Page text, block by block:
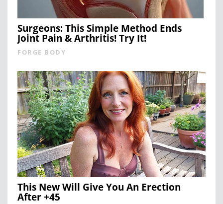
Surgeons: This Simple Method Ends
Joint Pain & Arthritis! Try It!
FORGE BODY
This New Will Give You An Erection
After +45